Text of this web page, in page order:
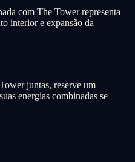
com The Tower representa
interior e expansão da
juntas, reserve um
energias combinadas se